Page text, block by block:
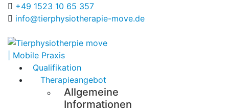
+49 1523 10 65 357
info@tierphysiotherapie-move.de
Qualifikation
Therapieangebot
Allgemeine
Informationen